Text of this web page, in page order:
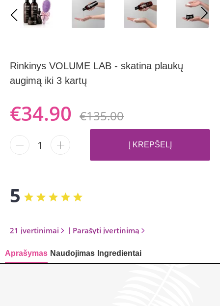
Rinkinys VOLUME LAB - skatina plaukų
augimą iki 3 kartų
€135.00
€34.90
- + Į KREPŠELĮ
5
21 įvertinimai | Parašyti įvertinimą
Aprašymas Naudojimas Ingredientai